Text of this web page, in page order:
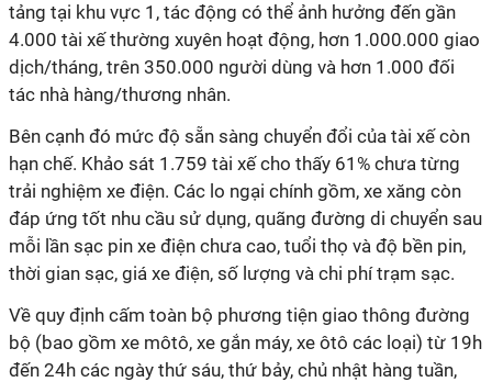
tảng tại khu vực 1, tác động có thể ảnh hưởng đến gần
4.000 tài xế thường xuyên hoạt động, hơn 1.000.000 giao
dịch/tháng, trên 350.000 người dùng và hơn 1.000 đối
tác nhà hàng/thương nhân.
Bên cạnh đó mức độ sẵn sàng chuyển đổi của tài xế còn
hạn chế. Khảo sát 1.759 tài xế cho thấy 61% chưa từng
trải nghiệm xe điện. Các lo ngại chính gồm, xe xăng còn
đáp ứng tốt nhu cầu sử dụng, quãng đường di chuyển sau
mỗi lần sạc pin xe điện chưa cao, tuổi thọ và độ bền pin,
thời gian sạc, giá xe điện, số lượng và chi phí trạm sạc.
Về quy định cấm toàn bộ phương tiện giao thông đường
bộ (bao gồm xe môtô, xe gắn máy, xe ôtô các loại) từ 19h
đến 24h các ngày thứ sáu, thứ bảy, chủ nhật hàng tuần,